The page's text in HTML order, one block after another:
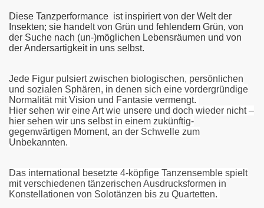
Diese Tanzperformance ist inspiriert von der Welt der
Insekten; sie handelt von Grün und fehlendem Grün, von
der Suche nach (un-)möglichen Lebensräumen und von
der Andersartigkeit in uns selbst.
Jede Figur pulsiert zwischen biologischen, persönlichen
und sozialen Sphären, in denen sich eine vordergründige
Normalität mit Vision und Fantasie vermengt.
Hier sehen wir eine Art wie unsere und doch wieder nicht –
hier sehen wir uns selbst in einem zukünftig-
gegenwärtigen Moment, an der Schwelle zum
Unbekannten.
Das international besetzte 4-köpfige Tanzensemble spielt
mit verschiedenen tänzerischen Ausdrucksformen in
Konstellationen von Solotänzen bis zu Quartetten.